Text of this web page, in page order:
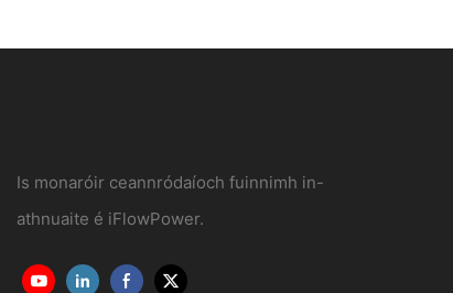
Is monaróir ceannródaíoch fuinnimh in-
athnuaite é iFlowPower.